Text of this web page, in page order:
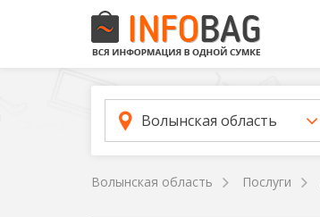
Волынская область
Волынская область Послуги